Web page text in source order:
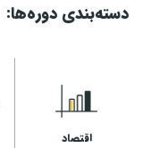
دسته‌بندی دوره‌ها:
اقتصاد